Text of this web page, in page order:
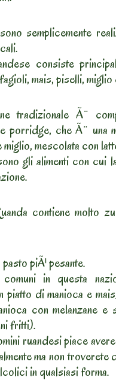
semplicemente
consiste
mais, piselli,
tradizionale Ã¨
porridge, che Ã¨ una
mescolata con
gli alimenti con cui
contiene molto
piÃ¹ pesante.
in questa
piatto di manioca e
con melanzane e
fritti).
ruandesi piace
ma non troverete
in qualsiasi forma.